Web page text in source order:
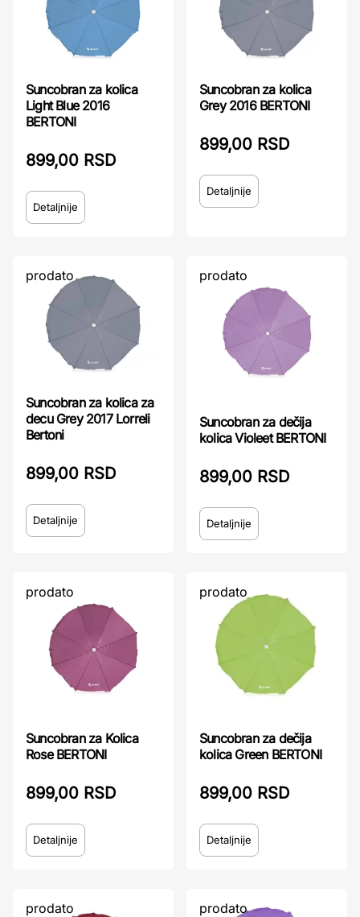
Suncobran za kolica
Light Blue 2016
BERTONI
899,00 RSD
Detaljnije
Suncobran za kolica
Grey 2016 BERTONI
899,00 RSD
Detaljnije
prodato
Suncobran za kolica za
decu Grey 2017 Lorreli
Bertoni
899,00 RSD
Detaljnije
prodato
Suncobran za dečija
kolica Violeet BERTONI
899,00 RSD
Detaljnije
prodato
Suncobran za Kolica
Rose BERTONI
899,00 RSD
Detaljnije
prodato
Suncobran za dečija
kolica Green BERTONI
899,00 RSD
Detaljnije
prodato prodato